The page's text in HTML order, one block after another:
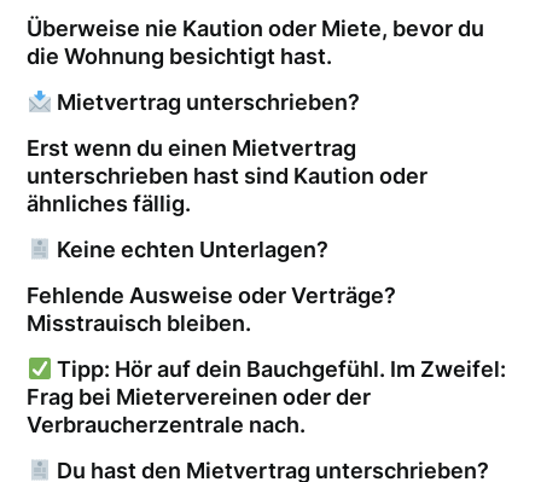
Überweise nie Kaution oder Miete, bevor du
die Wohnung besichtigt hast.
Mietvertrag unterschrieben?
Erst wenn du einen Mietvertrag
unterschrieben hast sind Kaution oder
ähnliches fällig.
Keine echten Unterlagen?
Fehlende Ausweise oder Verträge?
Misstrauisch bleiben.
Tipp: Hör auf dein Bauchgefühl. Im Zweifel:
Frag bei Mietervereinen oder der
Verbraucherzentrale nach.
Du hast den Mietvertrag unterschrieben?